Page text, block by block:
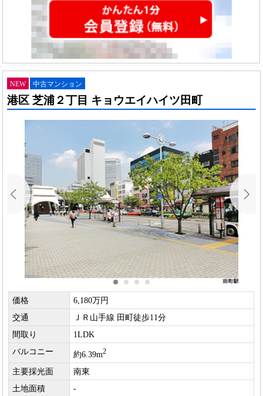
NEW 中古マンション
港区 芝浦２丁目 キョウエイハイツ田町
価格
6,180万円
交通
ＪＲ山手線 田町徒歩11分
間取り
1LDK
バルコニー
約6.39m2
主要採光面
南東
土地面積
-